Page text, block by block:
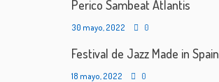
Perico Sambeat Atlantis
30 mayo, 2022 0
Festival de Jazz Made in Spain
18 mayo, 2022 0